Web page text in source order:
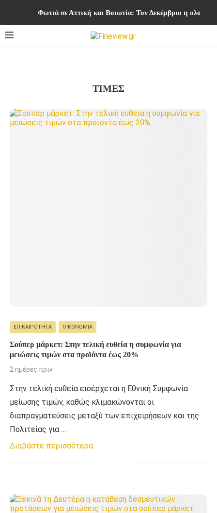
Φωτιά σε Αττική και Βοιωτία: Τον Δεκέμβριο η
ΤΙΜΕΣ
ΕΠΙΚΑΙΡΌΤΗΤΑ ΟΙΚΟΝΟΜΊΑ
Σούπερ μάρκετ: Στην τελική ευθεία η συμφωνία για
μειώσεις τιμών στα προϊόντα έως 20%
2 ημέρες πριν
Στην τελική ευθεία εισέρχεται η Εθνική Συμφωνία
μείωσης τιμών, καθώς κλιμακώνονται οι
διαπραγματεύσεις μεταξύ των επιχειρήσεων και της
Πολιτείας για …
Διαβάστε περισσότερα